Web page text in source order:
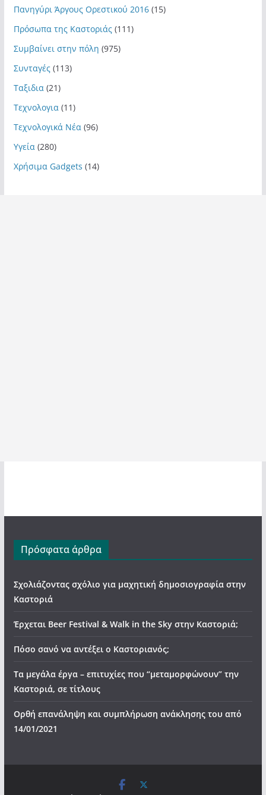
Πανηγύρι Άργους Ορεστικού 2016(15)
Πρόσωπα της Καστοριάς(111)
Συμβαίνει στην πόλη (975)
Συνταγές(113)
Ταξιδια (21)
Τεχνολογια (11)
Τεχνολογικά Νέα (96)
Υγεία (280)
Χρήσιμα Gadgets (14)
Πρόσφατα άρθρα
Σχολιάζοντας σχόλιο για μαχητική δημοσιογραφία στην
Καστοριά
Έρχεται Beer Festival & Walk in the Sky στην Καστοριά;
Πόσο σανό να αντέξει ο Καστοριανός;
Τα μεγάλα έργα – επιτυχίες που “μεταμορφώνουν” την
Καστοριά, σε τίτλους
Ορθή επανάληψη και συμπλήρωση ανάκλησης του από
14/01/2021